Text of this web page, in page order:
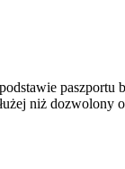
niż dozwolony